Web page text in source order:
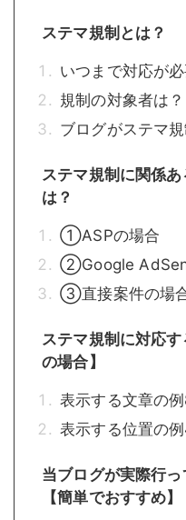
ステマ規制とは？
いつまで対応が必
規制の対象者は？
ブログがステマ
ステマ規制に関係
は？
①ASPの場合
②Google
③直接案件の場
ステマ規制に対応
の場合】
表示する文章の
表示する位置の
当ブログが実際行
【簡単でおすすめ】